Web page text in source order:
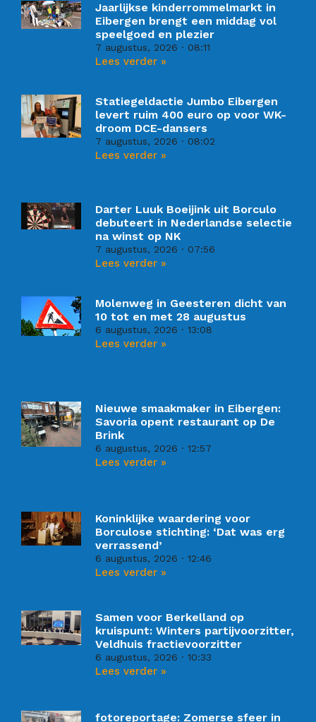
Jaarlijkse kinderrommelmarkt in
Eibergen brengt een middag vol
speelgoed en plezier
7 augustus, 2026 08:11
Lees verder »
Statiegeldactie Jumbo Eibergen
levert ruim 400 euro op voor WK-
droom DCE-dansers
7 augustus, 2026 08:02
Lees verder »
Darter Luuk Boeijink uit Borculo
debuteert in Nederlandse selectie
na winst op NK
7 augustus, 2026 07:56
Lees verder »
Molenweg in Geesteren dicht van
10 tot en met 28 augustus
6 augustus, 2026 13:08
Lees verder »
Nieuwe smaakmaker in Eibergen:
Savoria opent restaurant op De
Brink
6 augustus, 2026 12:57
Lees verder »
Koninklijke waardering voor
Borculose stichting: ‘Dat was erg
verrassend’
6 augustus, 2026 12:46
Lees verder »
Samen voor Berkelland op
kruispunt: Winters partijvoorzitter,
Veldhuis fractievoorzitter
6 augustus, 2026 10:33
Lees verder »
fotoreportage: Zomerse sfeer in